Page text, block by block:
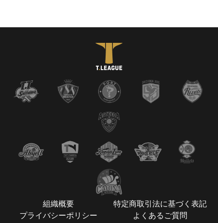
組織概要
特定商取引法に基づく表記
プライバシーポリシー
よくあるご質問